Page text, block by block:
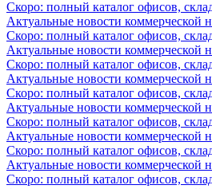
Скоро: полный каталог офисов,
Актуальные новости коммерческой
Скоро: полный каталог офисов,
Актуальные новости коммерческой
Скоро: полный каталог офисов,
Актуальные новости коммерческой
Скоро: полный каталог офисов,
Актуальные новости коммерческой
Скоро: полный каталог офисов,
Актуальные новости коммерческой
Скоро: полный каталог офисов,
Актуальные новости коммерческой
Скоро: полный каталог офисов,